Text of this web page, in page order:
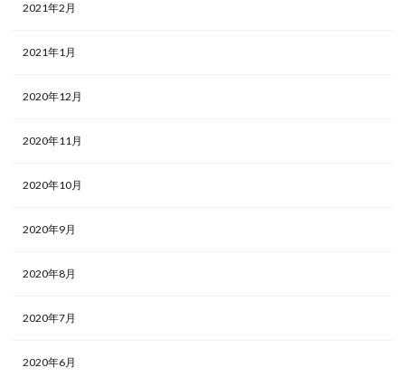
2021年2月
2021年1月
2020年12月
2020年11月
2020年10月
2020年9月
2020年8月
2020年7月
2020年6月